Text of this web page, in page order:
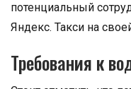
потенциальный
Яндекс. Такси на
Требования к